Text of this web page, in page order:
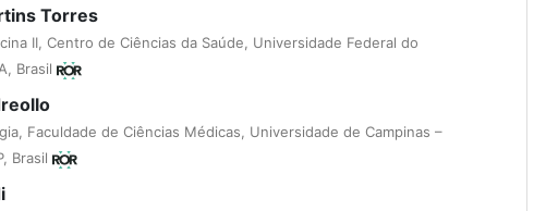
Torres
II, Centro de Ciências da Saúde, Universidade Federal do
Brasil
Faculdade de Ciências Médicas, Universidade de Campinas –
Brasil